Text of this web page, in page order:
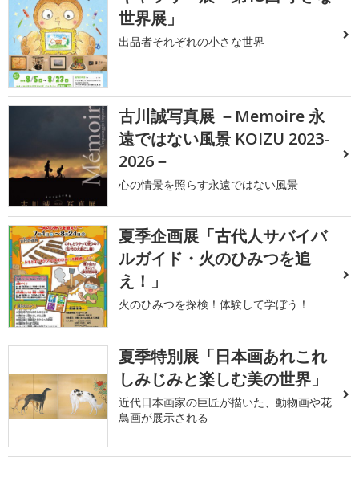
世界展」
出品者それぞれの小さな世界
古川誠写真展 －Memoire 永
遠ではない風景 KOIZU 2023-
2026－
心の情景を照らす永遠ではない風景
夏季企画展「古代人サバイバ
ルガイド・火のひみつを追
え！」
火のひみつを探検！体験して学ぼう！
夏季特別展「日本画あれこれ
しみじみと楽しむ美の世界」
近代日本画家の巨匠が描いた、動物画や花
鳥画が展示される